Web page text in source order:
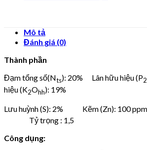
Mô tả
Đánh giá (0)
Thành phần
Đạm tổng số(Nts): 20% Lân hữu hiệu (P2
hiệu (K2Ohh): 19%
Lưu huỳnh (S): 2% Kẽm (Zn):
Tỷ trọng : 1,5
Công dụng: